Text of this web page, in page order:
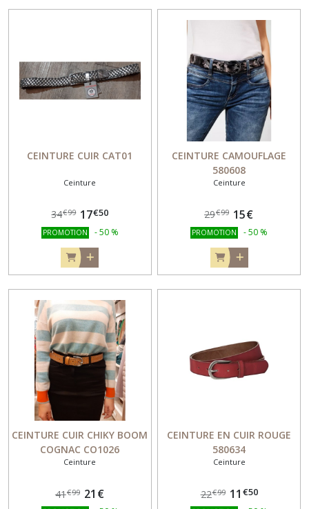
CEINTURE CUIR CAT01
Ceinture
34€99 17€50
PROMOTION -50 %
CEINTURE CAMOUFLAGE
580608
Ceinture
29€99 15€
PROMOTION -50 %
CEINTURE CUIR CHIKY BOOM
COGNAC CO1026
Ceinture
41€99 21 €
CEINTURE EN CUIR ROUGE
580634
Ceinture
22€99 11 €50